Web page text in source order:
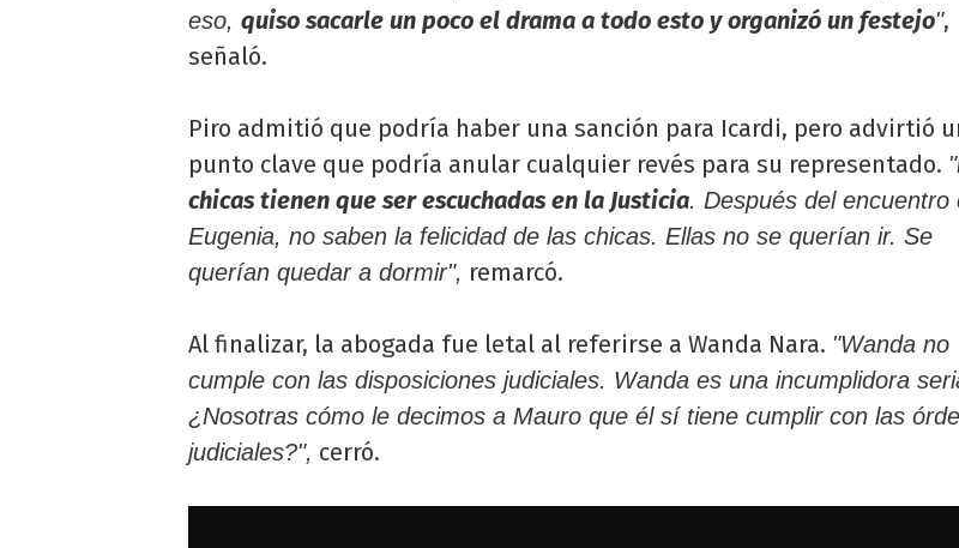
eso, quiso sacarle un poco el drama a todo esto y organizó un festejo",
señaló.
Piro admitió que podría haber una sanción para Icardi, pero advirtió
punto clave que podría anular cualquier revés para su representado. "
chicas tienen que ser escuchadas en la Justicia. Después del encuentro
Eugenia, no saben la felicidad de las chicas. Ellas no se querían ir. Se
querían quedar a dormir", remarcó.
Al finalizar, la abogada fue letal al referirse a Wanda Nara. "Wanda no
cumple con las disposiciones judiciales. Wanda es una incumplidora
¿Nosotras cómo le decimos a Mauro que él sí tiene cumplir con las
judiciales?", cerró.